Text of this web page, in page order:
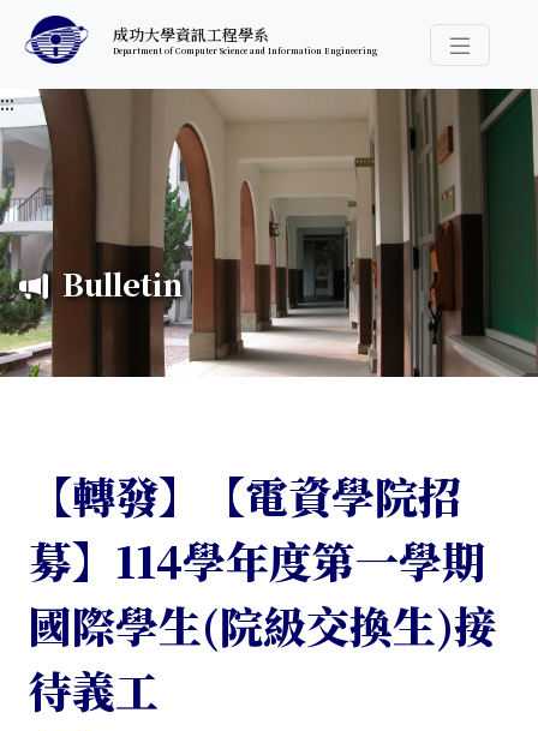
跳至中央內容區塊
成功大學資訊工程學系
Department of Computer Science and Information Engineering
導覽選
:::
Bulletin
【轉發】【電資學院招
募】114學年度第一學期
國際學生(院級交換生)接
待義工